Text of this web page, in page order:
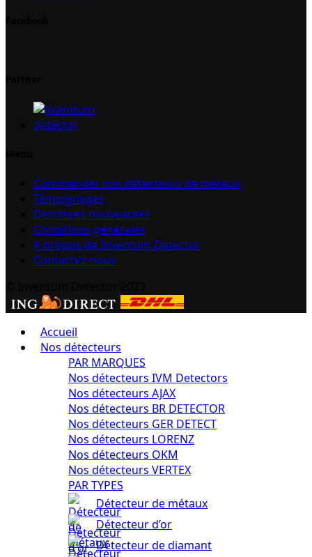
Commander nos détecteurs de métaux
Témoignages
Dernières nouveautés
Conditions générales
A propos de Inventum Detector
Contactez-nous
Accueil
Nos détecteurs
PAR MARQUES
Nos détecteurs IVM Detectors
Nos détecteurs AJAX
Nos détecteurs BR DETECTOR
Nos détecteurs GER DETECT
Nos détecteurs LORENZ
Nos détecteurs OKM
Nos détecteurs VERTEX
PAR TYPES
Détecteur de métaux
Détecteur d’or
Détecteur de diamant